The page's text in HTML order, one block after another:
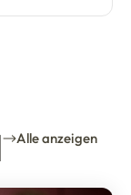
Alle anzeigen